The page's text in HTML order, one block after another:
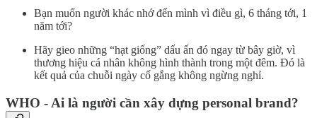
Bạn muốn người khác nhớ đến mình vì điều gì, 6 tháng tới, 1
năm tới?
Hãy gieo những “hạt giống” dấu ấn đó ngay từ bây giờ, vì
thương hiệu cá nhân không hình thành trong một đêm. Đó là
kết quả của chuỗi ngày cố gắng không ngừng nghỉ.
WHO - Ai là người cần xây dựng personal brand?